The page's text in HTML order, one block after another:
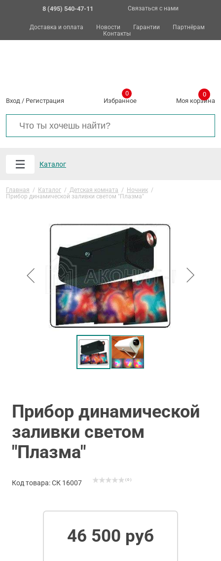
8 (495) 540-47-11 Связаться с нами
Доставка и оплата Новости Гарантии
Партнёрам
Контакты
Вход / Регистрация Избранное
0
Моя корзина
0
Каталог
Главная / Каталог / Детская комната / Ночник /
Прибор динамической заливки светом "Плазма"
Прибор динамической
заливки светом
"Плазма"
Код товара: СК 16007 ( 0 )
46 500 руб